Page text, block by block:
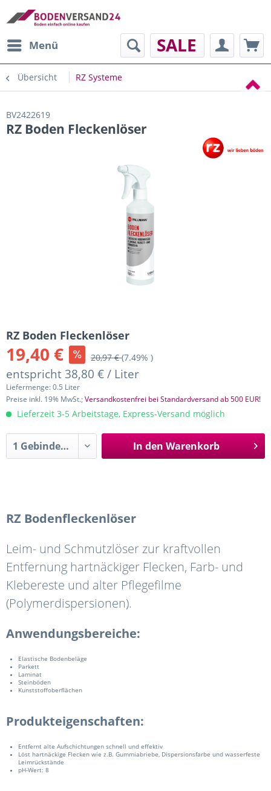
Menü SALE
Übersicht RZ Systeme
BV2422619
RZ Boden Fleckenlöser
RZ Boden Fleckenlöser
19,40 € 20,97 €(7.49% )
entspricht 38,80 € / Liter
Liefermenge: 0.5 Liter
Preise inkl. 19% MwSt.;Versandkostenfrei bei Standardversand ab 500 EUR!
Lieferzeit 3-5 Arbeitstage, Express-Versand möglich
In den Warenkorb
RZ Bodenfleckenlöser
Leim- und Schmutzlöser zur kraftvollen
Entfernung hartnäckiger Flecken, Farb- und
Klebereste und alter Pflegefilme
(Polymerdispersionen).
Anwendungsbereiche:
Elastische Bodenbeläge
Parkett
Laminat
Steinböden
Kunststoffoberflächen
Produkteigenschaften:
Entfernt alte Aufschichtungen schnell und effektiv
Löst hartnäckige Flecken wie z.B. Gummiabriebe, Dispersionsfarbe und wasserfeste
Leimrückstände
pH-Wert: 8